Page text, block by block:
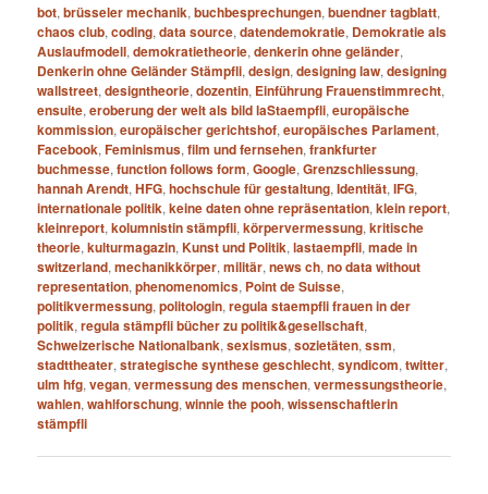
bot,brüsseler mechanik,buchbesprechungen,buendner tagblatt,
chaos club,coding,data source,datendemokratie, Demokratie als
Auslaufmodell,demokratietheorie,denkerin ohne geländer,
Denkerin ohne Geländer Stämpfli,design,designing law,designing
wallstreet,designtheorie,dozentin, Einführung Frauenstimmrecht,
ensuite,eroberung der welt als bild laStaempfli,europäische
kommission,europäischer gerichtshof,europäisches Parlament,
Facebook,Feminismus,film und fernsehen,frankfurter
buchmesse,function follows form,Google,Grenzschliessung,
hannah Arendt,HFG,hochschule für gestaltung,Identität,IFG,
internationale politik,keine daten ohne repräsentation,klein report,
kleinreport,kolumnistin stämpfli,körpervermessung,kritische
theorie,kulturmagazin,Kunst und Politik,lastaempfli,made in
switzerland,mechanikkörper,militär,news ch,no data without
representation,phenomenomics, Point de Suisse,
politikvermessung,politologin,regula staempfli frauen in der
politik,regula stämpfli bücher zu politik&gesellschaft,
Schweizerische Nationalbank,sexismus,sozietäten,ssm,
stadttheater,strategische synthese geschlecht,syndicom,twitter,
ulm hfg,vegan,vermessung des menschen,vermessungstheorie,
wahlen,wahlforschung,winnie the pooh,wissenschaftlerin
stämpfli